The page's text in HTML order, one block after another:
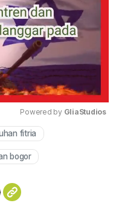
Powered by GliaStudios
fitria
bogor